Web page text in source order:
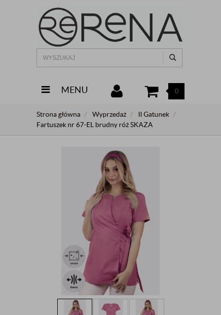
MENU 0
Strona główna Wyprzedaż
II Gatunek
Fartuszek nr 67-EL brudny róż SKAZA